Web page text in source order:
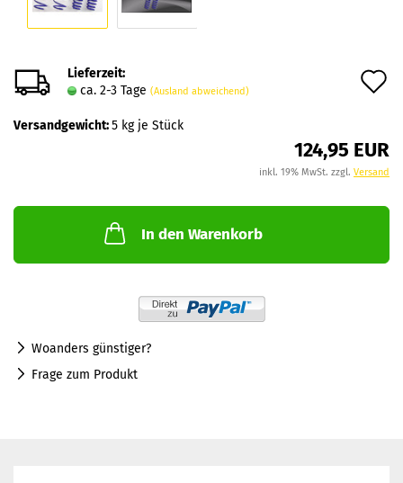
Lieferzeit:
ca. 2-3 Tage (Ausland abweichend)
Versandgewicht:5 kg je Stück
124,95 EUR
inkl. 19% MwSt. zzgl. Versand
In den Warenkorb
Woanders günstiger?
Frage zum Produkt